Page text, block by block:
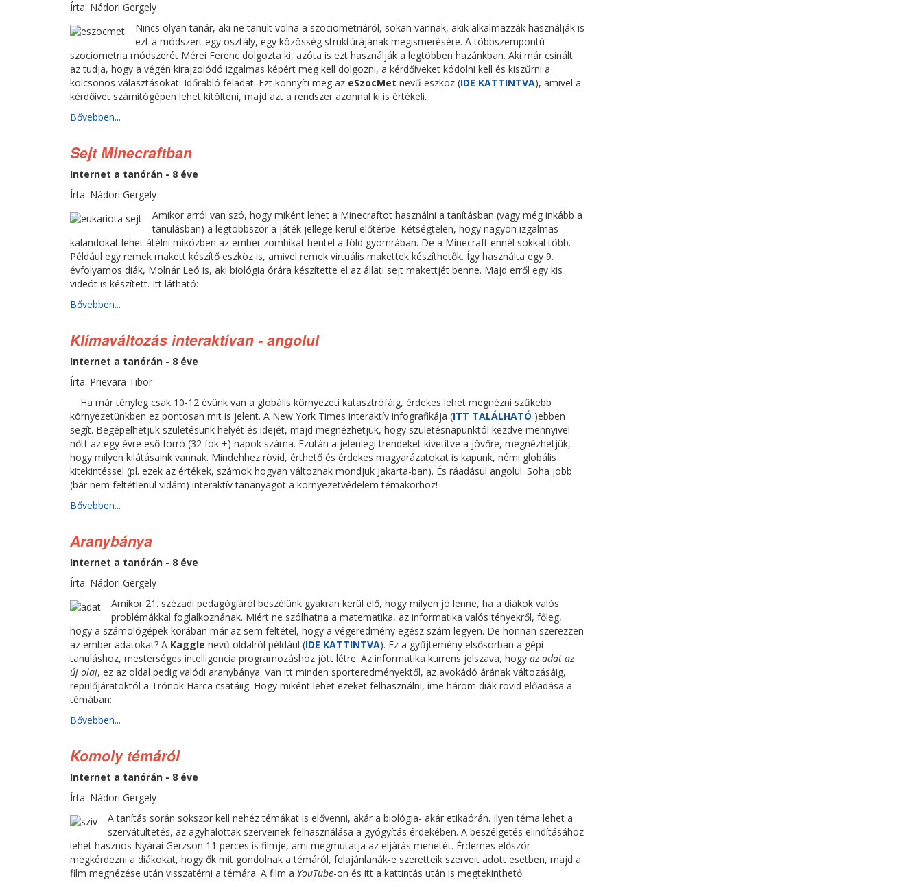
Írta: Nádori Gergely
Nincs olyan tanár, aki ne tanult volna a szociometriáról, sokan vannak, akik alkalmazzák használják is
ezt a módszert egy osztály, egy közösség struktúrájának megismerésére. A többszempontú
szociometria módszerét Mérei Ferenc dolgozta ki, azóta is ezt használják a legtöbben hazánkban. Aki már csinált
az tudja, hogy a végén kirajzolódó izgalmas képért meg kell dolgozni, a kérdőíveket kódolni kell és kiszűrni a
kölcsönös választásokat. Időrabló feladat. Ezt könnyíti meg az eSzocMet nevű eszköz (IDE KATTINTVA), amivel a
kérdőívet számítógépen lehet kitölteni, majd azt a rendszer azonnal ki is értékeli.
Bővebben...
Sejt Minecraftban
Internet a tanórán - 8 éve
Írta: Nádori Gergely
Amikor arról van szó, hogy miként lehet a Minecraftot használni a tanításban (vagy még inkább a
tanulásban) a legtöbbször a játék jellege kerül előtérbe. Kétségtelen, hogy nagyon izgalmas
kalandokat lehet átélni miközben az ember zombikat hentel a föld gyomrában. De a Minecraft ennél sokkal több.
Például egy remek makett készítő eszköz is, amivel remek virtuális makettek készíthetők. Így használta egy 9.
évfolyamos diák, Molnár Leó is, aki biológia órára készítette el az állati sejt makettjét benne. Majd erről egy kis
videót is készített. Itt látható:
Bővebben...
Klímaváltozás interaktívan - angolul
Internet a tanórán - 8 éve
Írta: Prievara Tibor
Ha már tényleg csak 10-12 évünk van a globális környezeti katasztrófáig, érdekes lehet megnézni szűkebb
környezetünkben ez pontosan mit is jelent. A New York Times interaktív infografikája (ITT TALÁLHATÓ )ebben
segít. Begépelhetjük születésünk helyét és idejét, majd megnézhetjük, hogy születésnapunktól kezdve mennyivel
nőtt az egy évre eső forró (32 fok +) napok száma. Ezután a jelenlegi trendeket kivetítve a jövőre, megnézhetjük,
hogy milyen kilátásaink vannak. Mindehhez rövid, érthető és érdekes magyarázatokat is kapunk, némi globális
kitekintéssel (pl. ezek az értékek, számok hogyan változnak mondjuk Jakarta-ban). És ráadásul angolul. Soha jobb
(bár nem feltétlenül vidám) interaktív tananyagot a környezetvédelem témakörhöz!
Bővebben...
Aranybánya
Internet a tanórán - 8 éve
Írta: Nádori Gergely
Amikor 21. szézadi pedagógiáról beszélünk gyakran kerül elő, hogy milyen jó lenne, ha a diákok valós
problémákkal foglalkoznának. Miért ne szólhatna a matematika, az informatika valós tényekről, főleg,
hogy a számológépek korában már az sem feltétel, hogy a végeredmény egész szám legyen. De honnan szerezzen
az ember adatokat? A Kaggle nevű oldalról például (IDE KATTINTVA). Ez a gyűjtemény elsősorban a gépi
tanuláshoz, mesterséges intelligencia programozáshoz jött létre. Az informatika kurrens jelszava, hogy az adat az
új olaj, ez az oldal pedig valódi aranybánya. Van itt minden sporteredményektől, az avokádó árának változásáig,
repülőjáratoktól a Trónok Harca csatáiig. Hogy miként lehet ezeket felhasználni, íme három diák rövid előadása a
témában:
Bővebben...
Komoly témáról
Internet a tanórán - 8 éve
Írta: Nádori Gergely
A tanítás során sokszor kell nehéz témákat is elővenni, akár a biológia- akár etikaórán. Ilyen téma lehet a
szervátültetés, az agyhalottak szerveinek felhasználása a gyógyítás érdekében. A beszélgetés elindításához
lehet hasznos Nyárai Gerzson 11 perces is filmje, ami megmutatja az eljárás menetét. Érdemes először
megkérdezni a diákokat, hogy ők mit gondolnak a témáról, felajánlanák-e szeretteik szerveit adott esetben, majd a
film megnézése után visszatérni a témára. A film a YouTube-on és itt a kattintás után is megtekinthető.